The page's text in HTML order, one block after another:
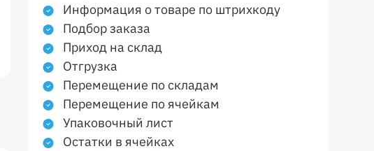
Информация о товаре по штрихкоду
Подбор заказа
Приход на склад
Отгрузка
Перемещение по складам
Перемещение по ячейкам
Упаковочный лист
Остатки в ячейках